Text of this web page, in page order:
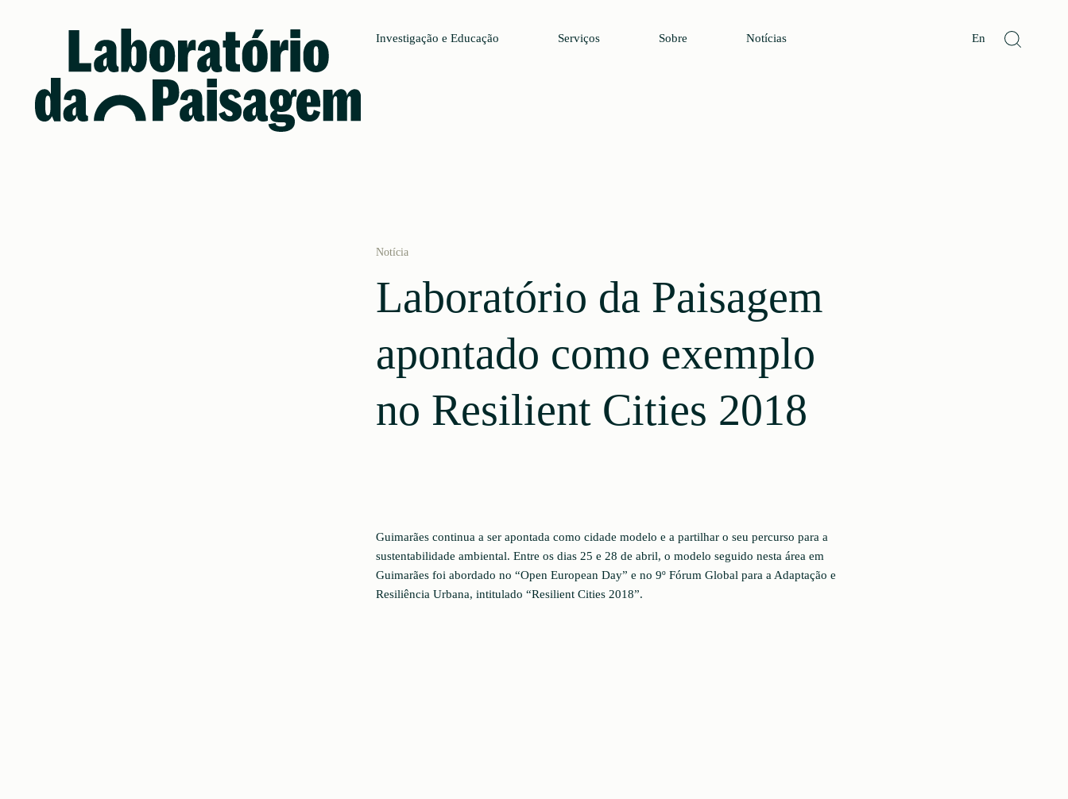
Investigação e Educação Serviços Sobre Notícias En
Notícia
Laboratório da Paisagem
apontado como exemplo
no Resilient Cities 2018
Guimarães continua a ser apontada como cidade modelo e a partilhar o seu percurso para a
sustentabilidade ambiental. Entre os dias 25 e 28 de abril, o modelo seguido nesta área em
Guimarães foi abordado no “Open European Day” e no 9º Fórum Global para a Adaptação e
Resiliência Urbana, intitulado “Resilient Cities 2018”.